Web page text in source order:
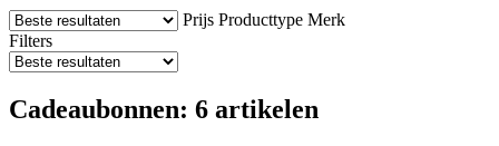
Prijs Producttype Merk
Filters
Cadeaubonnen: 6 artikelen